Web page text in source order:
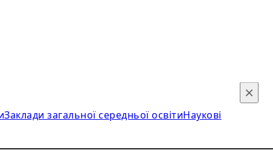
Заклади загальної середньої освітиНаукові
×